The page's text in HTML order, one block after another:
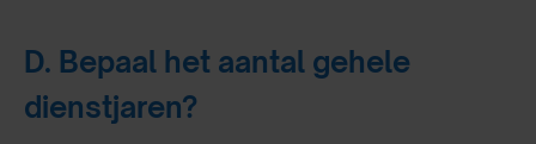
D. Bepaal het aantal gehele
dienstjaren?